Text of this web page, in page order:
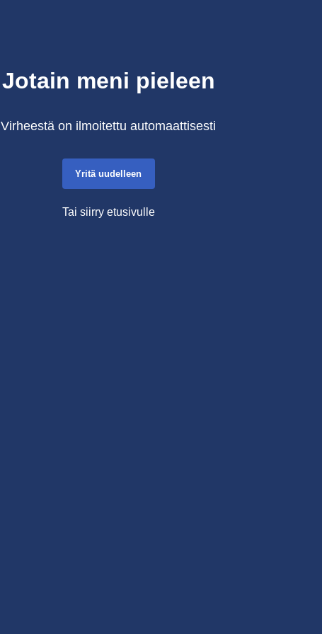
Jotain meni pieleen
Virheestä on ilmoitettu automaattisesti
Yritä uudelleen
Tai siirry etusivulle